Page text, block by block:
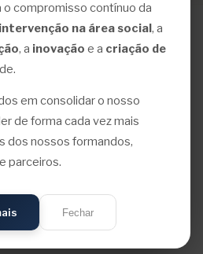
o compromisso contínuo da
intervenção na área social, a
, a inovação e a criação de
em consolidar o nosso
de forma cada vez mais
dos nossos formandos,
parceiros.
Fechar
por qualquer um destes
em conversar sobre os